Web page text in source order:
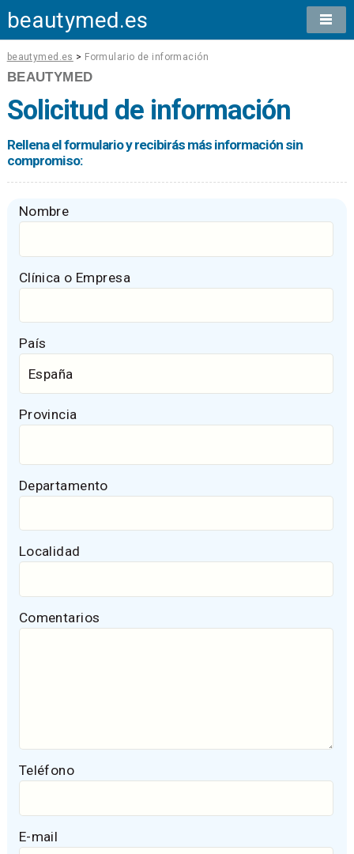
beautymed.es
beautymed.es > Formulario de información
BEAUTYMED
Solicitud de información
Rellena el formulario y recibirás más información sin
compromiso:
Nombre
Clínica o Empresa
País
Provincia
Departamento
Localidad
Comentarios
Teléfono
E-mail